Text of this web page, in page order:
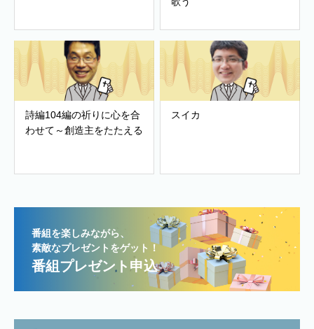
詩編104編の祈りに心を合
わせて～創造主をたたえる
スイカ
番組を楽しみながら、
素敵なプレゼントをゲット！
番組プレゼント申込